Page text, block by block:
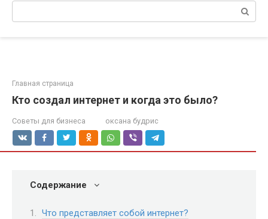
Поиск:
Главная страница
Кто создал интернет и когда это было?
Советы для бизнеса оксана будрис
Содержание
Что представляет собой интернет?